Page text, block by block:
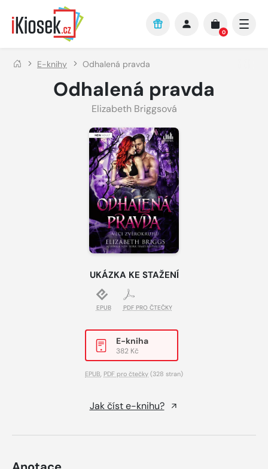
Přejít na hlavní obsah
0
E-knihy Odhalená pravda
Odhalená pravda
Elizabeth Briggsová
UKÁZKA KE STAŽENÍ
EPUB PDF PRO ČTEČKY
E-kniha
382 Kč
EPUB, PDF pro čtečky (328 stran)
Jak číst e-knihu?